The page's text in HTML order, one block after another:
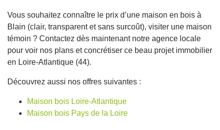
Vous souhaitez connaître le prix d’une maison en bois à
Blain (clair, transparent et sans surcoût), visiter une maison
témoin ? Contactez dès maintenant notre agence locale
pour voir nos plans et concrétiser ce beau projet immobilier
en Loire-Atlantique (44).
Découvrez aussi nos offres suivantes :
Maison bois Loire-Atlantique
Maison bois Pays de la Loire